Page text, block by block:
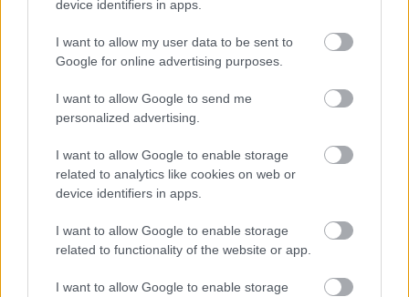
device identifiers in apps.
I want to allow my user data to be sent to
Google for online advertising purposes.
I want to allow Google to send me
personalized advertising.
I want to allow Google to enable storage
related to analytics like cookies on web or
device identifiers in apps.
I want to allow Google to enable storage
related to functionality of the website or app.
I want to allow Google to enable storage
Fotográfusok és témák
mai manó ház hírek (718) magnum photos 217)
magyar fotográfiai múzeum (80)